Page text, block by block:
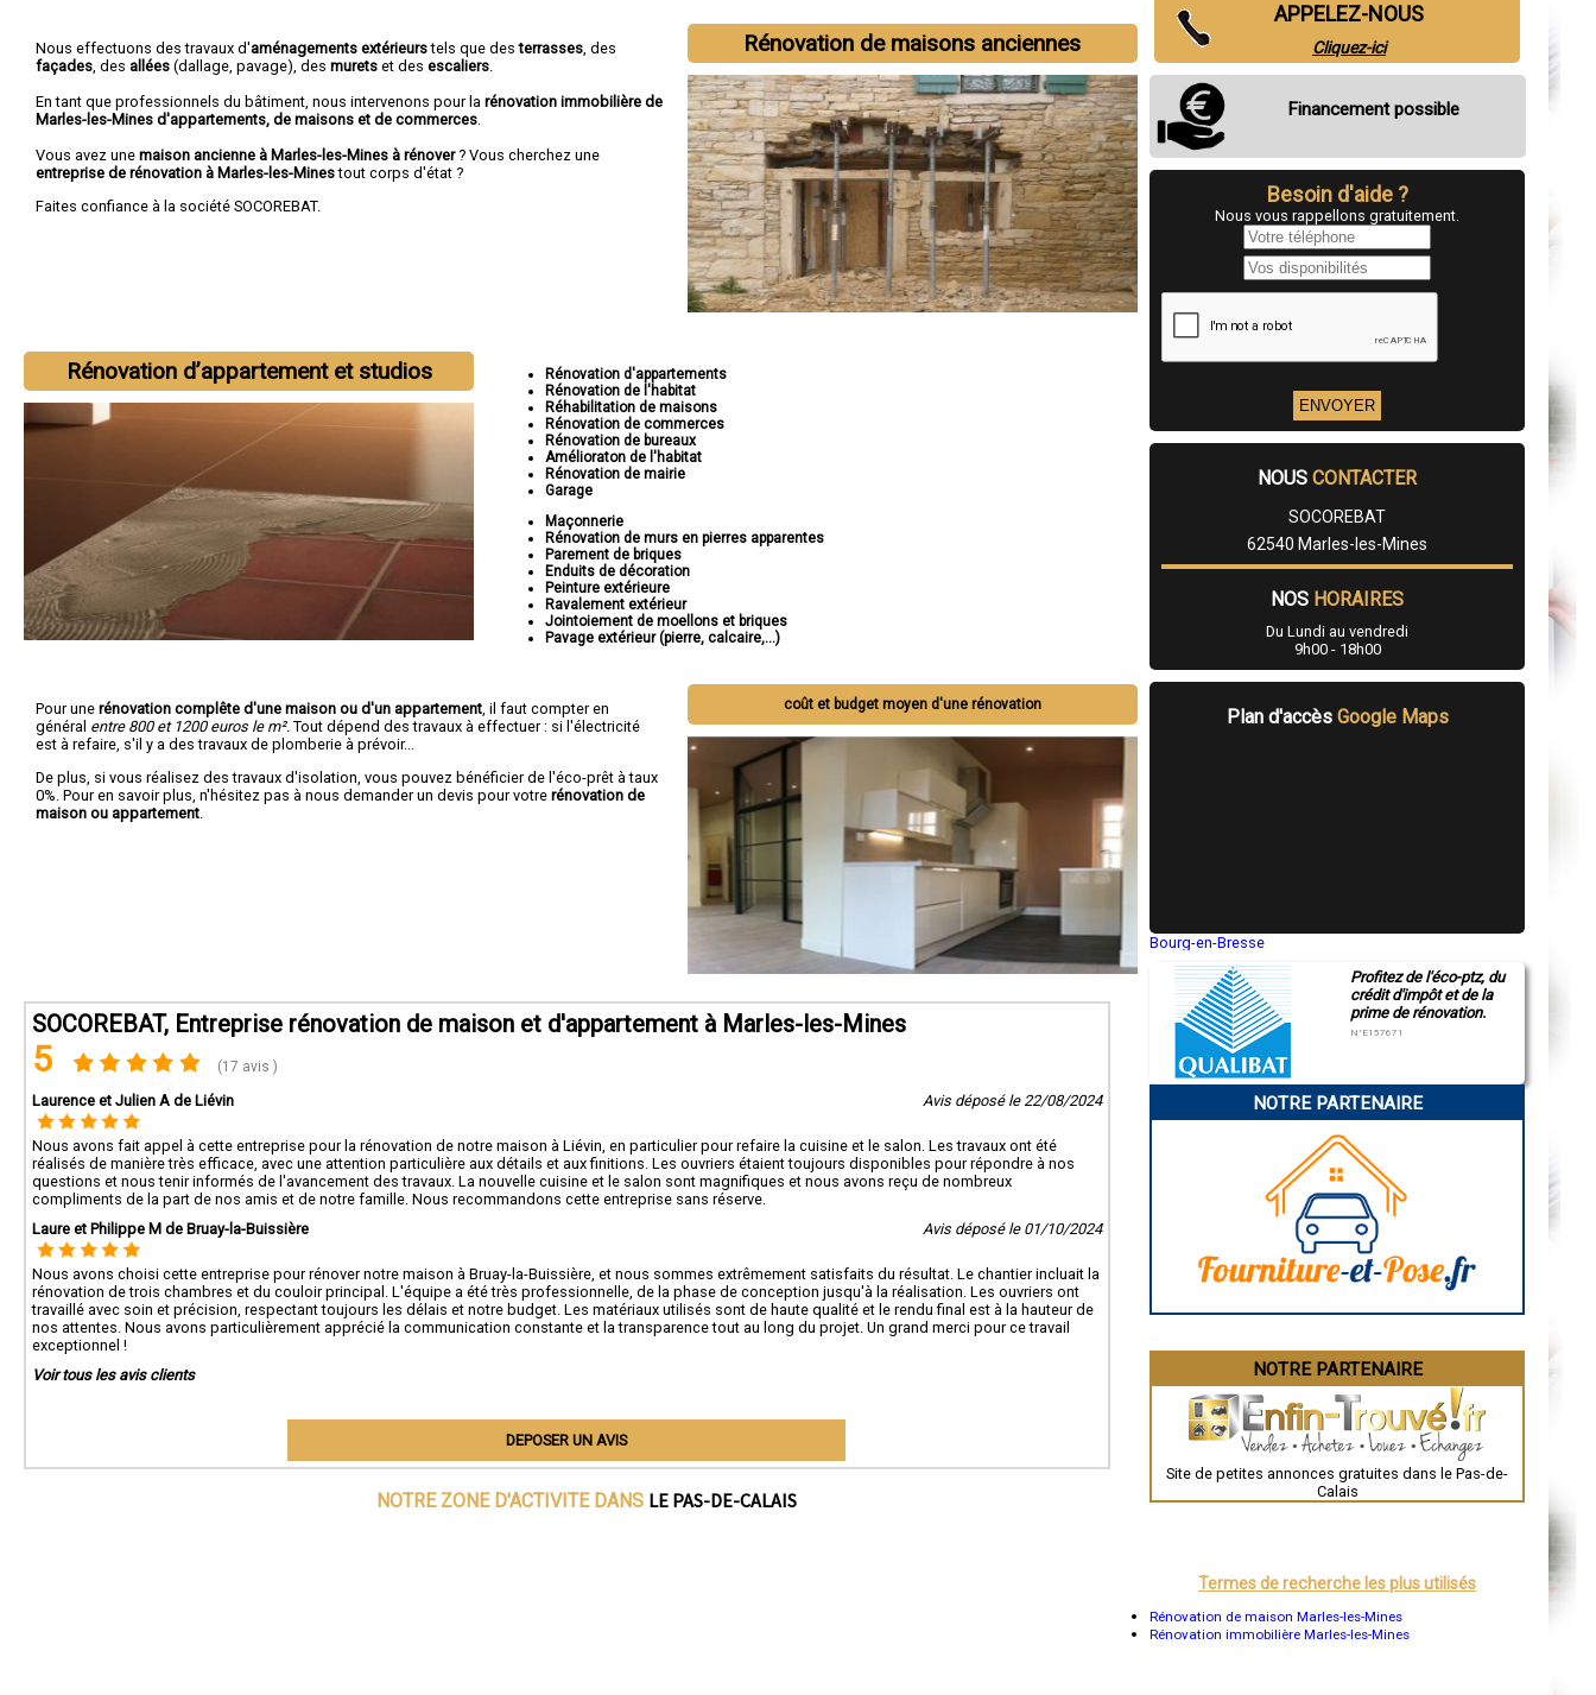
Rénovation de maisons anciennes
Nous effectuons des travaux d'aménagements extérieurstels que desterrasses , des
façades , des allées (dallage, pavage), des murets et des escaliers
En tant que professionnels du bâtiment, nous intervenons pour la rénovation immobilière de
Marles-les-Mines d'appartements, de maisons et de commerces
Vous avez une maison ancienne à Marles-les-Mines à rénover? Vous cherchez une
entreprise de rénovation à Marles-les-Minestout corps d'état ?
Faites confiance à la société SOCOREBAT.
Rénovation d’appartement et studios
Rénovation d'appartements
Rénovation de l'habitat
Réhabilitation de maisons
Rénovation de commerces
Rénovation de bureaux
Amélioraton de l'habitat
Rénovation de mairie
Garage
Maçonnerie
Rénovation de murs en pierres apparentes
Parement de briques
Enduits de décoration
Peinture extérieure
Ravalement extérieur
Jointoiement de moellons et briques
Pavage extérieur (pierre, calcaire,...)
coût et budget moyen d'une rénovation
Pour une rénovation complête d'une maison ou d'un appartement , il faut compter en
général entre 800 et 1200 euros le m². Tout dépend des travaux à effectuer : si l'électricité
est à refaire, s'il y a des travaux de plomberie à prévoir...
De plus, si vous réalisez des travaux d'isolation, vous pouvez bénéficier de l'éco-prêt à taux
0%. Pour en savoir plus, n'hésitez pas à nous demander un devis pour votre rénovation de
maison ou appartement
SOCOREBAT, Entreprise rénovation de maison et d'appartement à Marles-les-Mines
5 (17 avis )
Laurence et Julien A de Liévin Avis déposé le 22/08/2024
Nous avons fait appel à cette entreprise pour la rénovation de notre maison à Liévin, en particulier pour refaire la cuisine et le salon. Les travaux ont été
réalisés de manière très efficace, avec une attention particulière aux détails et aux finitions. Les ouvriers étaient toujours disponibles pour répondre à nos
questions et nous tenir informés de l'avancement des travaux. La nouvelle cuisine et le salon sont magnifiques et nous avons reçu de nombreux
compliments de la part de nos amis et de notre famille. Nous recommandons cette entreprise sans réserve.
Laure et Philippe M de Bruay-la-Buissière
Avis déposé le 01/10/2024
Nous avons choisi cette entreprise pour rénover notre maison à Bruay-la-Buissière, et nous sommes extrêmement satisfaits du résultat. Le chantier incluait la
rénovation de trois chambres et du couloir principal. L'équipe a été très professionnelle, de la phase de conception jusqu'à la réalisation. Les ouvriers ont
travaillé avec soin et précision, respectant toujours les délais et notre budget. Les matériaux utilisés sont de haute qualité et le rendu final est à la hauteur de
nos attentes. Nous avons particulièrement apprécié la communication constante et la transparence tout au long du projet. Un grand merci pour ce travail
exceptionnel !
Voir tous les avis clients
DEPOSER UN AVIS
NOTRE ZONE D'ACTIVITE DANS LE PAS-DE-CALAIS
APPELEZ-NOUS
Cliquez-ici
Financement possible
Besoin d'aide ?
Nous vous rappellons gratuitement.
NOUS CONTACTER
SOCOREBAT
62540 Marles-les-Mines
NOS HORAIRES
Du Lundi au vendredi
9h00 - 18h00
Plan d'accès Google Maps
Bourg-en-Bresse
Montluçon
Manosque
Gap
Charleville-Mézières
Pamiers
Narbonne
Brive-la-Gaillarde
Guéret
Besançon
Évreux
Chartres
Nîmes
Auch
Grenoble
Mont-de-Marsan
Blois
Profitez de l'éco-ptz, du
crédit d'impôt et de la
prime de rénovation.
N°E157671
NOTRE PARTENAIRE
NOTRE PARTENAIRE
Site de petites annonces gratuites dans le Pas-de-
Calais
Termes de recherche les plus utilisés
Rénovation de maison Marles-les-Mines
Rénovation immobilière Marles-les-Mines